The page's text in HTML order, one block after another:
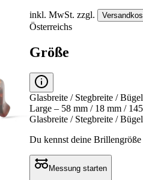
inkl. MwSt.zzgl.
Österreichs
Größe
Glasbreite / Stegbreite /
Large – 58 mm / 18 mm /
Glasbreite / Stegbreite /
Du kennst deine
Messung starten